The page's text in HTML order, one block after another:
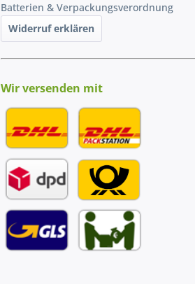
Batterien & Verpackungsverordnung
Widerruf erklären
Wir versenden mit